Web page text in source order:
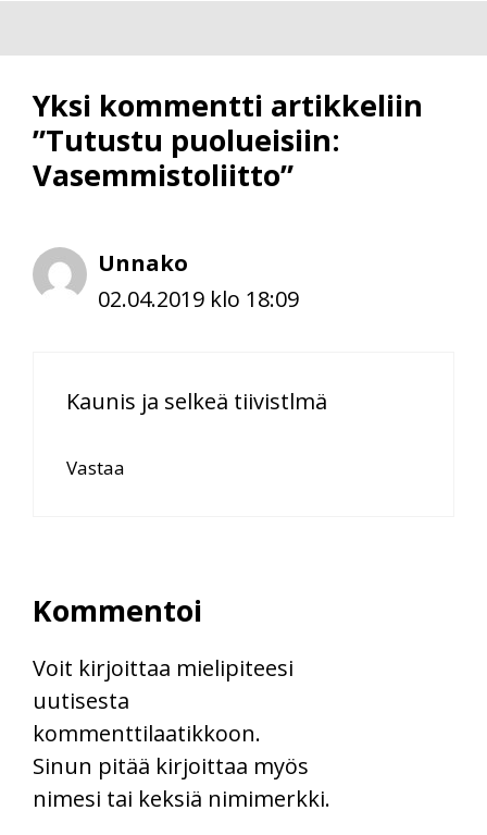
Yksi kommentti artikkeliin
”Tutustu puolueisiin:
Vasemmistoliitto”
Unnako
02.04.2019 klo 18:09
Kaunis ja selkeä tiivistlmä
Vastaa
Kommentoi
Voit kirjoittaa mielipiteesi
uutisesta
kommenttilaatikkoon.
Sinun pitää kirjoittaa myös
nimesi tai keksiä nimimerkki.